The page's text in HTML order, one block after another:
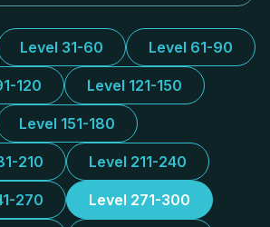
Level 31-60 Level 61-90
120 Level 121-150
Level 151-180
210 Level 211-240
270 Level 271-300